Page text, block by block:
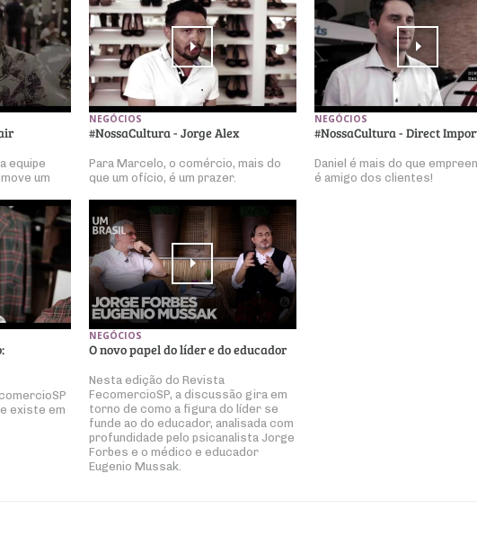
equipe
um
NEGÓCIOS
#NossaCultura - Jorge Alex
Para Marcelo, o comércio, mais do
que um ofício, é um prazer.
NEGÓCIOS
#NossaCultura - Direct
Daniel é mais do que
é amigo dos clientes!
existe em
NEGÓCIOS
O novo papel do líder e do educador
Nesta edição do Revista
FecomercioSP, a discussão gira em
torno de como a figura do líder se
funde ao do educador, analisada com
profundidade pelo psicanalista Jorge
Forbes e o médico e educador
Eugenio Mussak.